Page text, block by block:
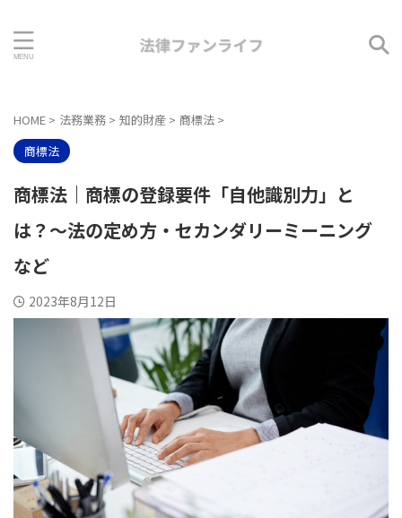
HOME > 法務業務 > 知的財産 > 商標法 >
商標法
商標法｜商標の登録要件「自他識別力」と
は？～法の定め方・セカンダリーミーニング
など
2023年8月12日